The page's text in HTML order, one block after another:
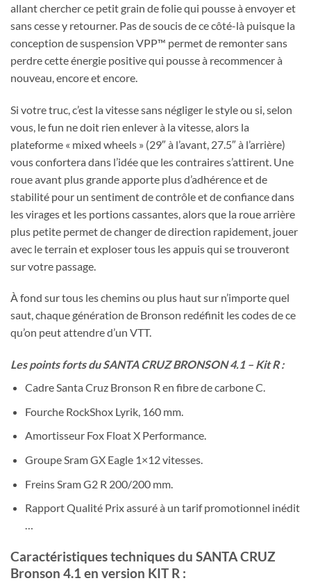
allant chercher ce petit grain de folie qui pousse à envoyer et
sans cesse y retourner. Pas de soucis de ce côté-là puisque la
conception de suspension VPP™ permet de remonter sans
perdre cette énergie positive qui pousse à recommencer à
nouveau, encore et encore.
Si votre truc, c’est la vitesse sans négliger le style ou si, selon
vous, le fun ne doit rien enlever à la vitesse, alors la
plateforme « mixed wheels » (29″ à l’avant, 27.5″ à l’arrière)
vous confortera dans l’idée que les contraires s’attirent. Une
roue avant plus grande apporte plus d’adhérence et de
stabilité pour un sentiment de contrôle et de confiance dans
les virages et les portions cassantes, alors que la roue arrière
plus petite permet de changer de direction rapidement, jouer
avec le terrain et exploser tous les appuis qui se trouveront
sur votre passage.
À fond sur tous les chemins ou plus haut sur n’importe quel
saut, chaque génération de Bronson redéfinit les codes de ce
qu’on peut attendre d’un VTT.
Les points forts du SANTA CRUZ BRONSON 4.1 – Kit R :
Cadre Santa Cruz Bronson R en fibre de carbone C.
Fourche RockShox Lyrik, 160 mm.
Amortisseur Fox Float X Performance.
Groupe Sram GX Eagle 1×12 vitesses.
Freins Sram G2 R 200/200 mm.
Rapport Qualité Prix assuré à un tarif promotionnel inédit
…
Caractéristiques techniques du SANTA CRUZ
Bronson 4.1 en version KIT R :